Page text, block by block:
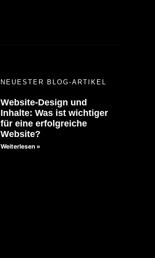
NEUESTER BLOG-ARTIKEL
Website-Design und
Inhalte: Was ist wichtiger
für eine erfolgreiche
Website?
Weiterlesen »